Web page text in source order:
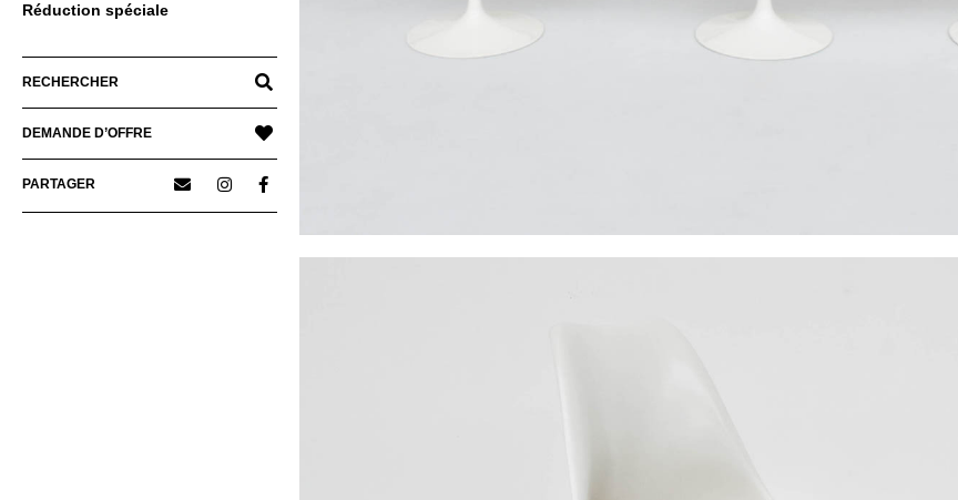
Réduction spéciale
RECHERCHER
DEMANDE D’OFFRE
PARTAGER